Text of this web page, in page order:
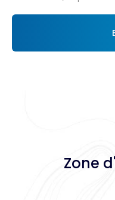
Acceptation
Zone